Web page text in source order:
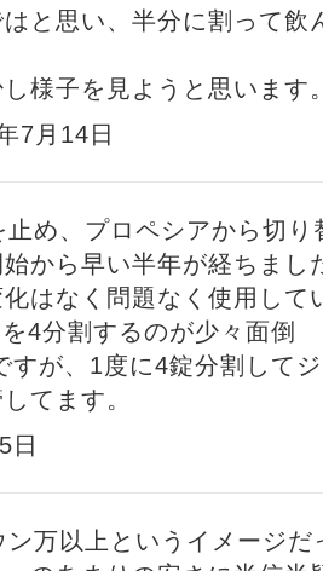
と思い、半分に割って飲
様子を見ようと思います
7月14日
め、プロペシアから切り
から早い半年が経ちまし
はなく問題なく使用して
4分割するのが少々面倒
すが、1度に4錠分割してジ
てます。
日
万以上というイメージだ